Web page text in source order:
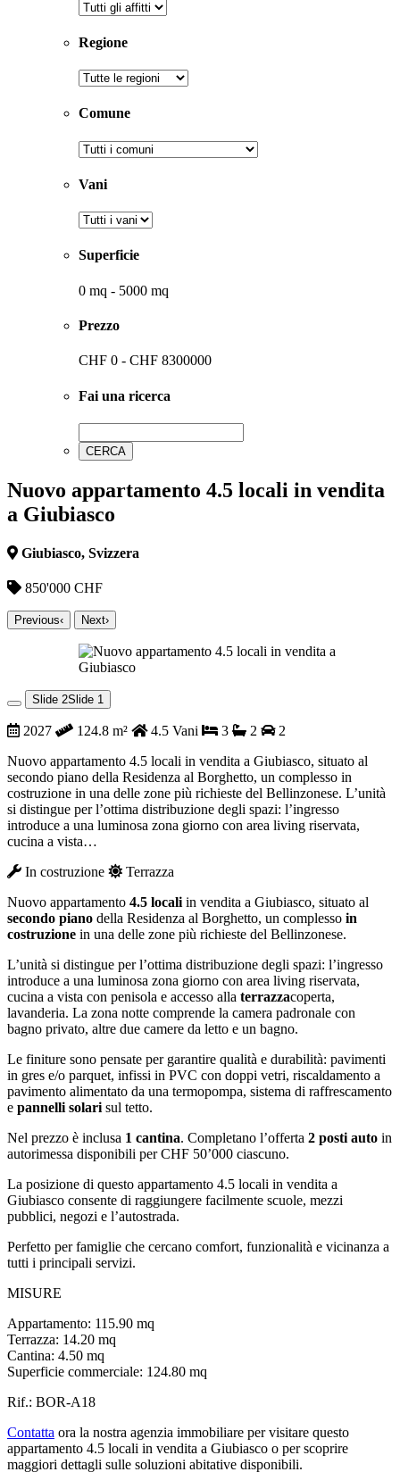
Regione
Comune
Vani
Superficie
0 mq - 5000 mq
Prezzo
CHF 0 - CHF 8300000
Fai una ricerca
Nuovo appartamento 4.5 locali in vendita
a Giubiasco
Giubiasco, Svizzera
850'000 CHF
Previous‹ Next›
Slide 1 Slide 2
2027 124.8 m² 4.5 Vani 3 2
2
Nuovo appartamento 4.5 locali in vendita a Giubiasco, situato al
secondo piano della Residenza al Borghetto, un complesso in
costruzione in una delle zone più richieste del Bellinzonese. L’unità
si distingue per l’ottima distribuzione degli spazi: l’ingresso
introduce a una luminosa zona giorno con area living riservata,
cucina a vista…
In costruzione
Terrazza
Nuovo appartamento 4.5 locali in vendita a Giubiasco, situato al
secondo piano della Residenza al Borghetto, un complesso in
costruzione in una delle zone più richieste del Bellinzonese.
L’unità si distingue per l’ottima distribuzione degli spazi: l’ingresso
introduce a una luminosa zona giorno con area living riservata,
cucina a vista con penisola e accesso alla terrazzacoperta,
lavanderia. La zona notte comprende la camera padronale con
bagno privato, altre due camere da letto e un bagno.
Le finiture sono pensate per garantire qualità e durabilità: pavimenti
in gres e/o parquet, infissi in PVC con doppi vetri, riscaldamento a
pavimento alimentato da una termopompa, sistema di raffrescamento
e pannelli solari sul tetto.
Nel prezzo è inclusa 1 cantina. Completano l’offerta 2 posti auto in
autorimessa disponibili per CHF 50’000 ciascuno.
La posizione di questo appartamento 4.5 locali in vendita a
Giubiasco consente di raggiungere facilmente scuole, mezzi
pubblici, negozi e l’autostrada.
Perfetto per famiglie che cercano comfort, funzionalità e vicinanza a
tutti i principali servizi.
MISURE
Appartamento: 115.90 mq
Terrazza: 14.20 mq
Cantina: 4.50 mq
Superficie commerciale: 124.80 mq
Rif.: BOR-A18
Contatta ora la nostra agenzia immobiliare per visitare questo
appartamento 4.5 locali in vendita a Giubiasco o per scoprire
maggiori dettagli sulle soluzioni abitative disponibili.